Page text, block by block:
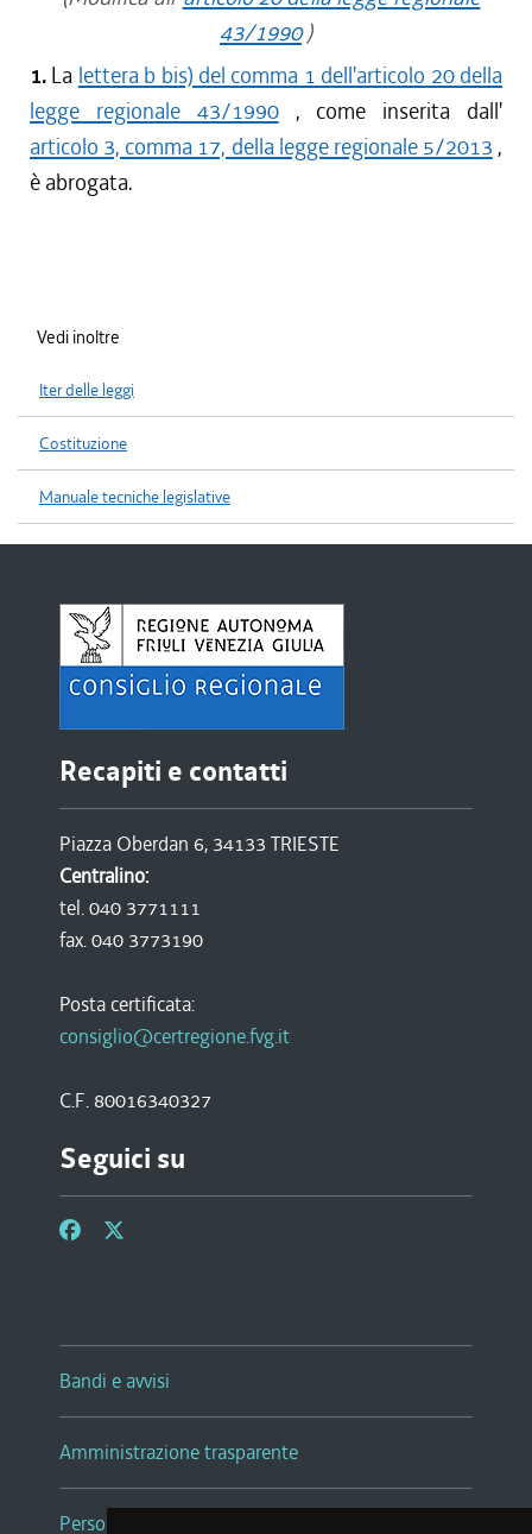
43/1990)
1. La lettera b bis) del comma 1 dell'articolo 20 della
legge regionale 43/1990, come inserita dall'
articolo 3, comma 17, della legge regionale 5/2013 ,
è abrogata.
Vedi inoltre
Iter delle leggi
Costituzione
Manuale tecniche legislative
Recapiti e contatti
Piazza Oberdan 6, 34133 TRIESTE
Centralino:
tel. 040 3771111
fax. 040 3773190
Posta certificata:
consiglio@certregione.fvg.it
C.F. 80016340327
Seguici su
Bandi e avvisi
Amministrazione trasparente
Persone e Uffici